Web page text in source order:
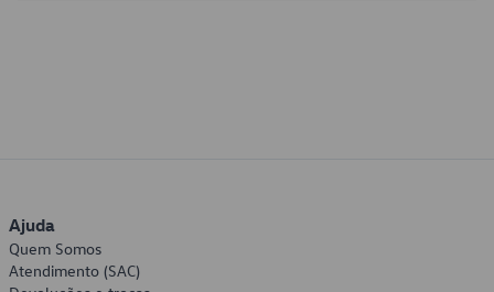
Ajuda
Quem Somos
Atendimento (SAC)